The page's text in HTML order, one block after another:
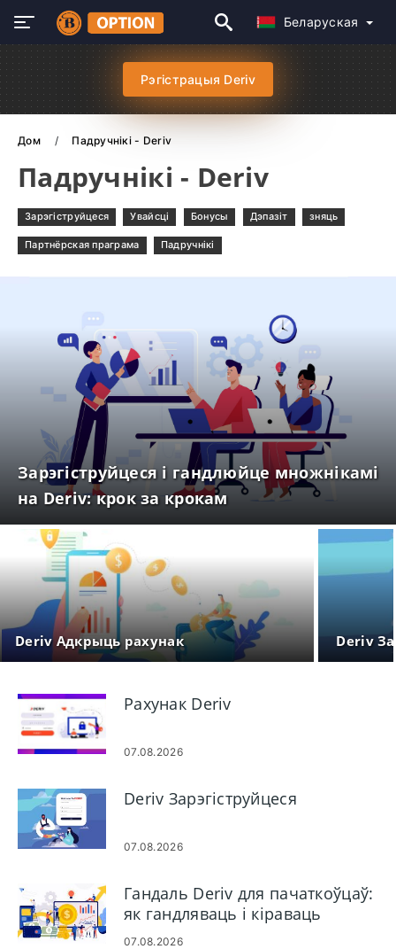
Беларуская
Рэгістрацыя Deriv
Дом Падручнікі - Deriv
Падручнікі - Deriv
Зарэгіструйцеся Увайсці Бонусы Дэпазіт зняць
Партнёрская праграма Падручнікі
Зарэгіструйцеся і гандлюйце множнікамі
на Deriv: крок за крокам
Deriv Адкрыць рахунак Deriv
Рахунак Deriv
07.08.2026
Deriv Зарэгіструйцеся
07.08.2026
Гандаль Deriv для пачаткоўцаў:
як гандляваць і кіраваць
рызыкамі
07.08.2026